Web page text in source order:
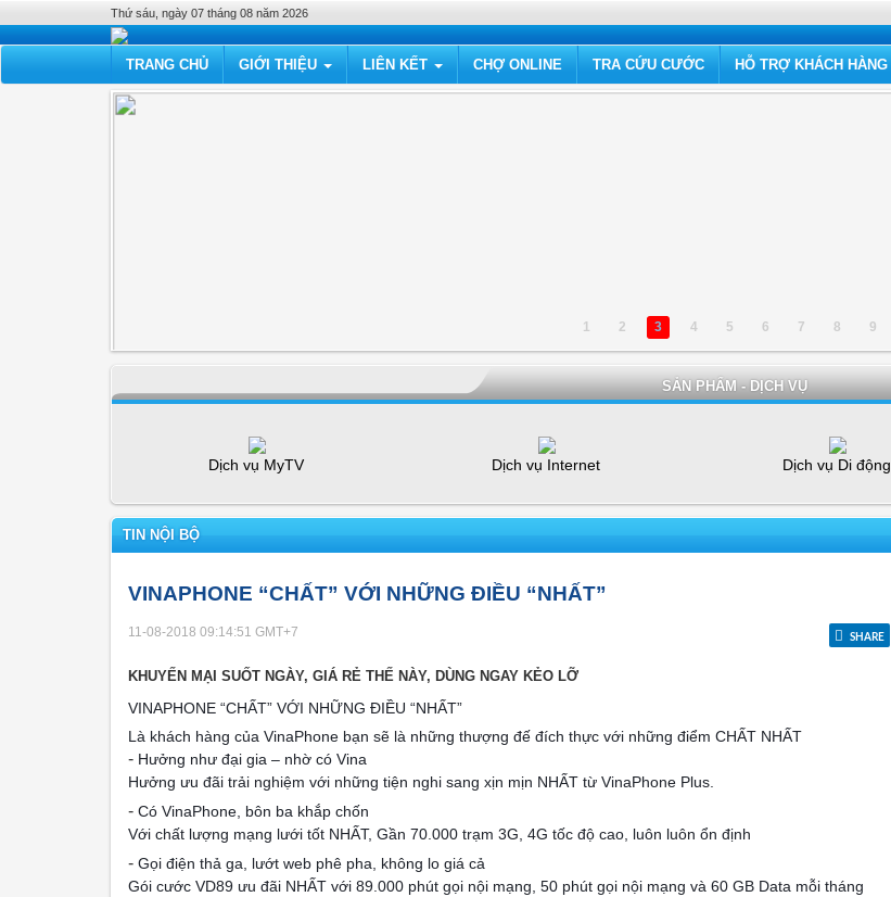
Thứ sáu, ngày 07 tháng 08 năm 2026
TRANG CHỦ GIỚI THIỆU LIÊN KẾT CHỢ ONLINE TRA CỨU CƯỚC HỖ TRỢ KHÁCH HÀNG
1 2 3 4 5 6 7 8 9
SẢN PHẨM - DỊCH VỤ
Dịch vụ MyTV Dịch vụ Internet Dịch vụ Di động
TIN NỘI BỘ
VINAPHONE “CHẤT” VỚI NHỮNG ĐIỀU “NHẤT”
11-08-2018 09:14:51 GMT+7 SHARE
KHUYẾN MẠI SUỐT NGÀY, GIÁ RẺ THẾ NÀY, DÙNG NGAY KẺO LỠ
VINAPHONE “CHẤT” VỚI NHỮNG ĐIỀU “NHẤT”
Là khách hàng của VinaPhone bạn sẽ là những thượng đế đích thực với những điểm CHẤT NHẤT
- Hưởng như đại gia – nhờ có Vina
Hưởng ưu đãi trải nghiệm với những tiện nghi sang xịn mịn NHẤT từ VinaPhone Plus.
- Có VinaPhone, bôn ba khắp chốn
Với chất lượng mạng lưới tốt NHẤT, Gần 70.000 trạm 3G, 4G tốc độ cao, luôn luôn ổn định
- Gọi điện thả ga, lướt web phê pha, không lo giá cả
Gói cước VD89 ưu đãi NHẤT với 89.000 phút gọi nội mạng, 50 phút gọi nội mạng và 60 GB Data mỗi tháng